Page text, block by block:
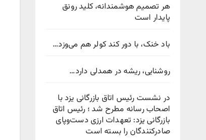
هر تصمیم هوشمندانه، کلید رونق
پایدار است
باد خنک، با دور کند کولر هم می‌وزد…
روشنایی، ریشه در همدلی دارد…
در نشست رئیس اتاق بازرگانی یزد با
اصحاب رسانه مطرح شد ؛ رئیس اتاق
بازرگانی یزد: تعهدات ارزی دست‌وپای
صادرکنندگان را بسته است